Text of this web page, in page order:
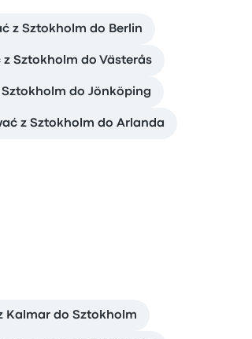
z Sztokholm do Berlin
Sztokholm do Västerås
do Jönköping
z Sztokholm do Arlanda
Kalmar do Sztokholm